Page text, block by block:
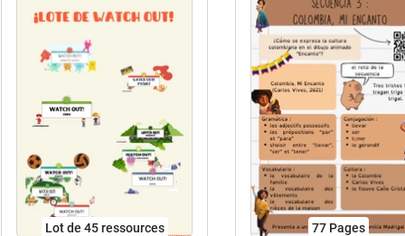
Lot de 45 ressources 77 Pages